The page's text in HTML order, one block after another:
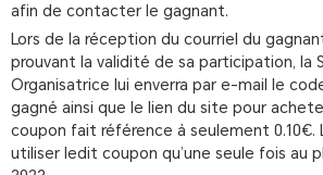
afin de contacter le gagnant.
Lors de la réception du courriel du
prouvant la validité de sa participation, la
Organisatrice lui enverra par e-mail le
gagné ainsi que le lien du site pour
coupon fait référence à seulement 0.10€.
utiliser ledit coupon qu’une seule fois au